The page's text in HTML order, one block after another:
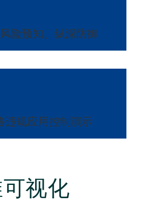
险预知、 纵深防御
违规应用控制演示
视化